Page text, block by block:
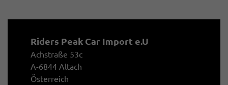
Riders Peak Car Import e.U
Achstraße 53c
A-6844 Altach
Österreich